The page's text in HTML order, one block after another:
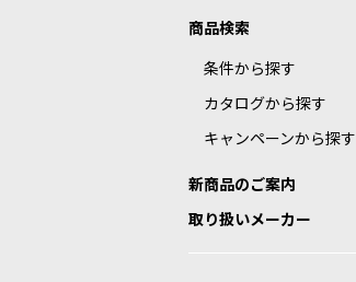
商品検索
条件から探す
カタログから探す
キャンペーンから探す
新商品のご案内
取り扱いメーカー